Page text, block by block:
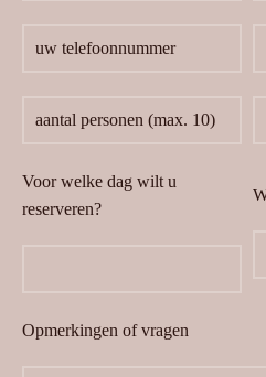
Voor welke dag wilt u
reserveren?
Opmerkingen of vragen